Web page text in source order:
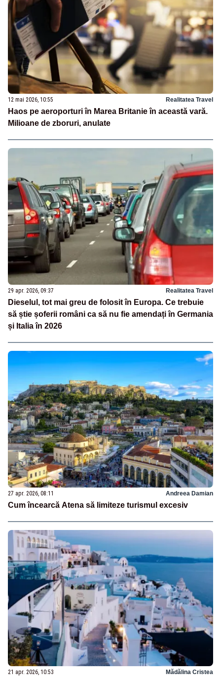
12 mai 2026, 10:55 Realitatea Travel
Haos pe aeroporturi în Marea Britanie în această vară.
Milioane de zboruri, anulate
29 apr. 2026, 09:37 Realitatea Travel
Dieselul, tot mai greu de folosit în Europa. Ce trebuie
să știe șoferii români ca să nu fie amendați în Germania
și Italia în 2026
27 apr. 2026, 08:11 Andreea Damian
Cum încearcă Atena să limiteze turismul excesiv
21 apr. 2026, 10:53 Mădălina Cristea